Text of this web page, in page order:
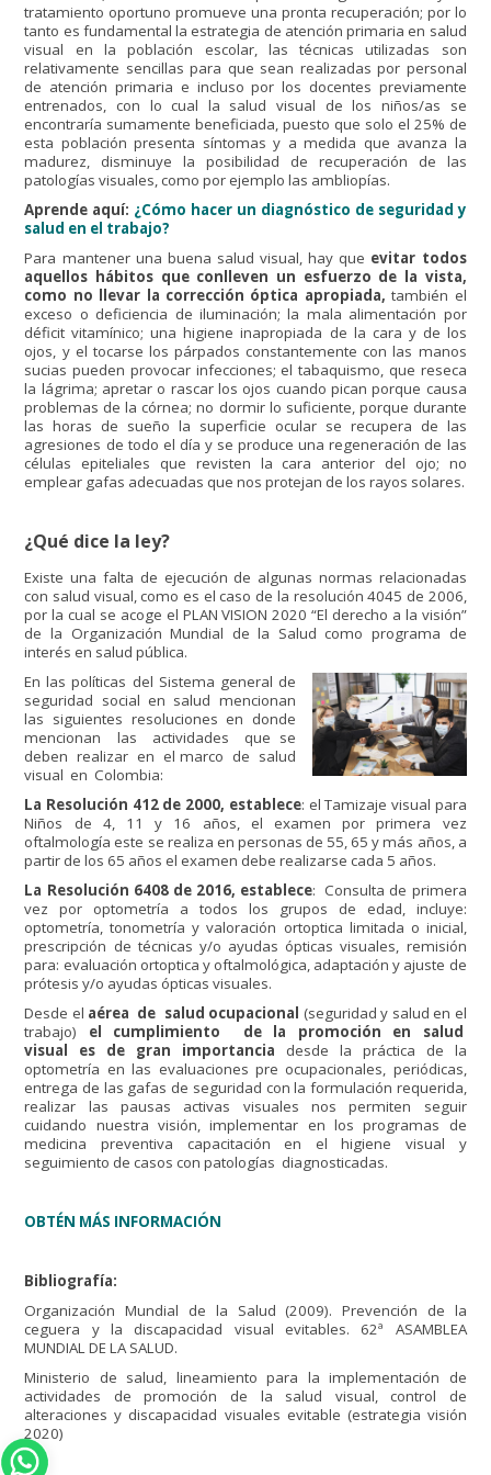
tratamiento oportuno promueve una pronta recuperación; por lo
tanto es fundamental la estrategia de atención primaria en salud
visual en la población escolar, las técnicas utilizadas son
relativamente sencillas para que sean realizadas por personal
de atención primaria e incluso por los docentes previamente
entrenados, con lo cual la salud visual de los niños/as se
encontraría sumamente beneficiada, puesto que solo el 25% de
esta población presenta síntomas y a medida que avanza la
madurez, disminuye la posibilidad de recuperación de las
patologías visuales, como por ejemplo las ambliopías.
Aprende aquí: ¿Cómo hacer un diagnóstico de seguridad y
salud en el trabajo?
Para mantener una buena salud visual, hay que evitar todos
aquellos hábitos que conlleven un esfuerzo de la vista,
como no llevar la corrección óptica apropiada, también el
exceso o deficiencia de iluminación; la mala alimentación por
déficit vitamínico; una higiene inapropiada de la cara y de los
ojos, y el tocarse los párpados constantemente con las manos
sucias pueden provocar infecciones; el tabaquismo, que reseca
la lágrima; apretar o rascar los ojos cuando pican porque causa
problemas de la córnea; no dormir lo suficiente, porque durante
las horas de sueño la superficie ocular se recupera de las
agresiones de todo el día y se produce una regeneración de las
células epiteliales que revisten la cara anterior del ojo; no
emplear gafas adecuadas que nos protejan de los rayos solares.
¿Qué dice la ley?
Existe una falta de ejecución de algunas normas relacionadas
con salud visual, como es el caso de la resolución 4045 de 2006,
por la cual se acoge el PLAN VISION 2020 “El derecho a la visión”
de la Organización Mundial de la Salud como programa de
interés en salud pública.
En las políticas del Sistema general de
seguridad social en salud mencionan
las siguientes resoluciones en donde
mencionan las actividades que se
deben realizar en el marco de salud
visual en Colombia:
La Resolución 412 de 2000, establece: el Tamizaje visual para
Niños de 4, 11 y 16 años, el examen por primera vez
oftalmología este se realiza en personas de 55, 65 y más años, a
partir de los 65 años el examen debe realizarse cada 5 años.
La Resolución 6408 de 2016, establece: Consulta de primera
vez por optometría a todos los grupos de edad, incluye:
optometría, tonometría y valoración ortoptica limitada o inicial,
prescripción de técnicas y/o ayudas ópticas visuales, remisión
para: evaluación ortoptica y oftalmológica, adaptación y ajuste de
prótesis y/o ayudas ópticas visuales.
Desde el aérea de salud ocupacional (seguridad y salud en el
trabajo) el cumplimiento de la promoción en salud
visual es de gran importancia desde la práctica de la
optometría en las evaluaciones pre ocupacionales, periódicas,
entrega de las gafas de seguridad con la formulación requerida,
realizar las pausas activas visuales nos permiten seguir
cuidando nuestra visión, implementar en los programas de
medicina preventiva capacitación en el higiene visual y
seguimiento de casos con patologías diagnosticadas.
OBTÉN MÁS INFORMACIÓN
Bibliografía:
Organización Mundial de la Salud (2009). Prevención de la
ceguera y la discapacidad visual evitables. 62ª ASAMBLEA
MUNDIAL DE LA SALUD.
Ministerio de salud, lineamiento para la implementación de
actividades de promoción de la salud visual, control de
alteraciones y discapacidad visuales evitable (estrategia visión
2020)